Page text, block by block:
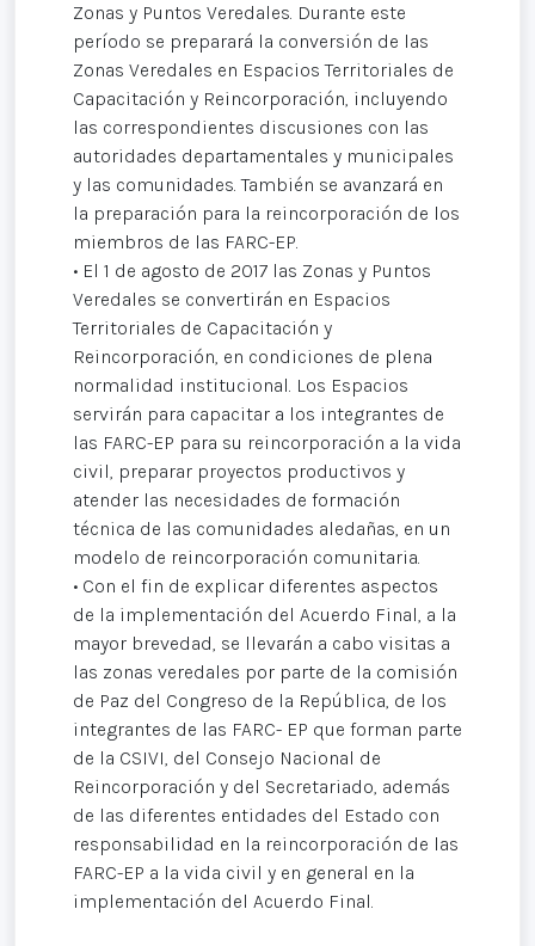
Zonas y Puntos Veredales. Durante este
período se preparará la conversión de las
Zonas Veredales en Espacios Territoriales de
Capacitación y Reincorporación, incluyendo
las correspondientes discusiones con las
autoridades departamentales y municipales
y las comunidades. También se avanzará en
la preparación para la reincorporación de los
miembros de las FARC-EP.
• El 1 de agosto de 2017 las Zonas y Puntos
Veredales se convertirán en Espacios
Territoriales de Capacitación y
Reincorporación, en condiciones de plena
normalidad institucional. Los Espacios
servirán para capacitar a los integrantes de
las FARC-EP para su reincorporación a la vida
civil, preparar proyectos productivos y
atender las necesidades de formación
técnica de las comunidades aledañas, en un
modelo de reincorporación comunitaria.
• Con el fin de explicar diferentes aspectos
de la implementación del Acuerdo Final, a la
mayor brevedad, se llevarán a cabo visitas a
las zonas veredales por parte de la comisión
de Paz del Congreso de la República, de los
integrantes de las FARC- EP que forman parte
de la CSIVI, del Consejo Nacional de
Reincorporación y del Secretariado, además
de las diferentes entidades del Estado con
responsabilidad en la reincorporación de las
FARC-EP a la vida civil y en general en la
implementación del Acuerdo Final.